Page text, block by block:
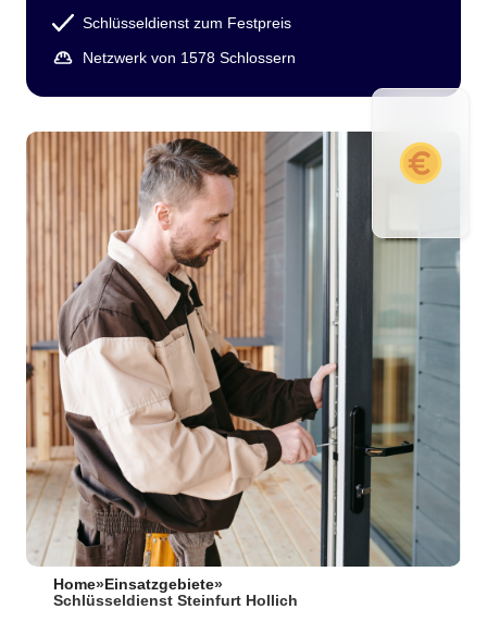
Schlüsseldienst zum Festpreis
Netzwerk von 1578 Schlossern
Home» Einsatzgebiete»
Schlüsseldienst Steinfurt Hollich